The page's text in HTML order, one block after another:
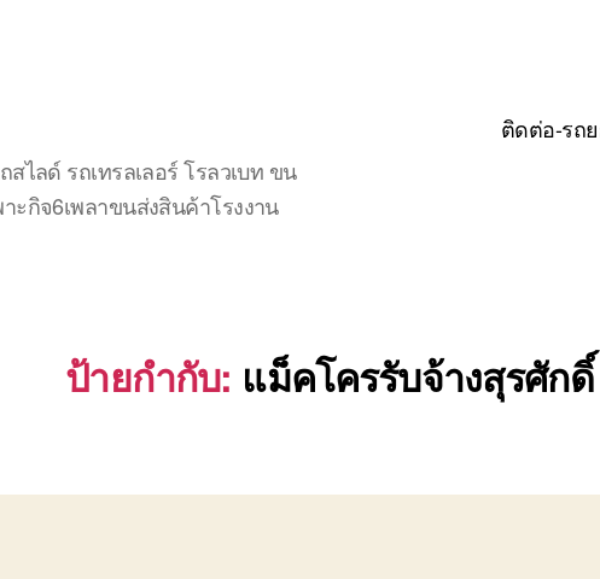
ไลด์ รถเทรลเลอร์ โรลวเบท ขน
ะกิจ6เพลาขนส่งสินค้าโรงงาน
ติดต่อ-รถ
ป้ายกำกับ: แม็คโครรับจ้างสุรศักดิ์